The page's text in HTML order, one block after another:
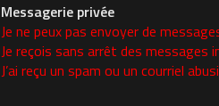
Messagerie privée
Je ne peux pas envoyer de
Je reçois sans arrêt des messages
J’ai reçu un spam ou un courriel